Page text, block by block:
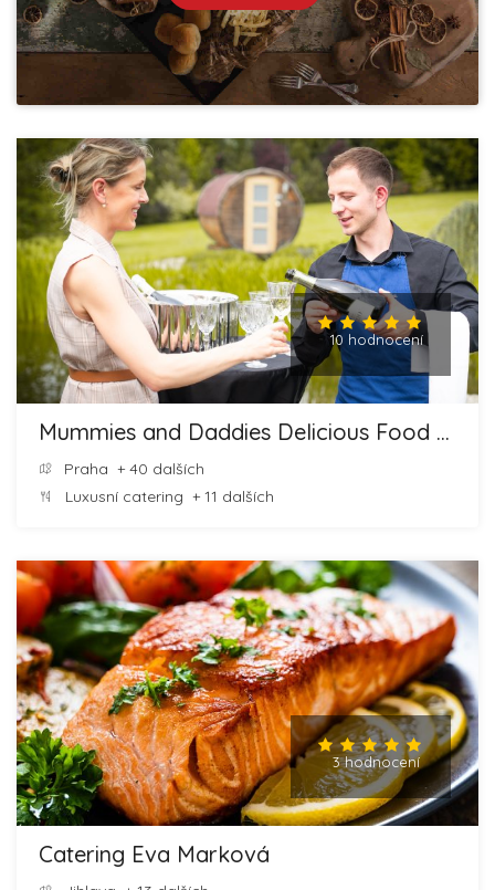
10 hodnocení
Mummies and Daddies Delicious Food and Cheesecakes
Praha + 40 dalších
Luxusní catering + 11 dalších
3 hodnocení
Catering Eva Marková